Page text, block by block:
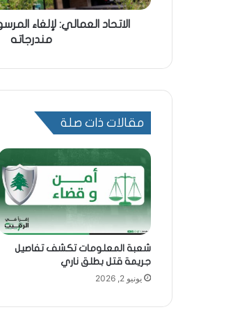
مندرجاته
مقالات ذات صلة
شعبة المعلومات تكشف تفاصيل
جريمة قتل بطلق ناري
يونيو 2, 2026